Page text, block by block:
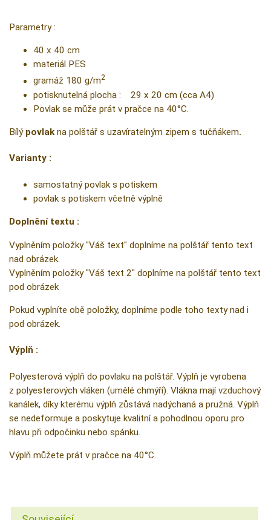
Parametry :
40 x 40 cm
materiál PES
gramáž 180 g/m2
potisknutelná plocha : 29 x 20 cm (cca A4)
Povlak se může prát v pračce na 40°C.
Bílý povlakna polštář s uzavíratelným zipem s tučňákem.
Varianty :
samostatný povlak s potiskem
povlak s potiskem včetně výplně
Doplnění textu :
Vyplněním položky "Váš text" doplníme na polštář tento text
nad obrázek.
Vyplněním položky "Váš text 2" doplníme na polštář tento text
pod obrázek
Pokud vyplníte obě položky, doplníme podle toho texty nad i
pod obrázek.
Výplň :
Polyesterová výplň do povlaku na polštář. Výplň je vyrobena
z polyesterových vláken (umělé chmýří). Vlákna mají vzduchový
kanálek, díky kterému výplň zůstává nadýchaná a pružná. Výplň
se nedeformuje a poskytuje kvalitní a pohodlnou oporu pro
hlavu při odpočinku nebo spánku.
Výplň můžete prát v pračce na 40°C.